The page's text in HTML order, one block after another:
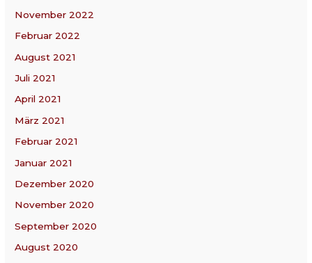
November 2022
Februar 2022
August 2021
Juli 2021
April 2021
März 2021
Februar 2021
Januar 2021
Dezember 2020
November 2020
September 2020
August 2020